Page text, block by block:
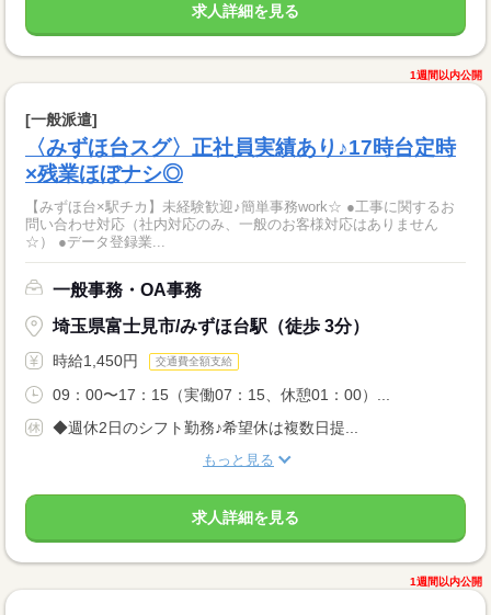
求人詳細を見る
1週間以内公開
[一般派遣]
〈みずほ台スグ〉正社員実績あり♪17時台定時
×残業ほぼナシ◎
【みずほ台×駅チカ】未経験歓迎♪簡単事務work☆ ●工事に関するお
問い合わせ対応（社内対応のみ、一般のお客様対応はありません
☆） ●データ登録業...
一般事務・OA事務
埼玉県富士見市/みずほ台駅（徒歩 3分）
時給1,450円 交通費全額支給
09：00〜17：15（実働07：15、休憩01：00）...
◆週休2日のシフト勤務♪希望休は複数日提...
もっと見る
求人詳細を見る
1週間以内公開